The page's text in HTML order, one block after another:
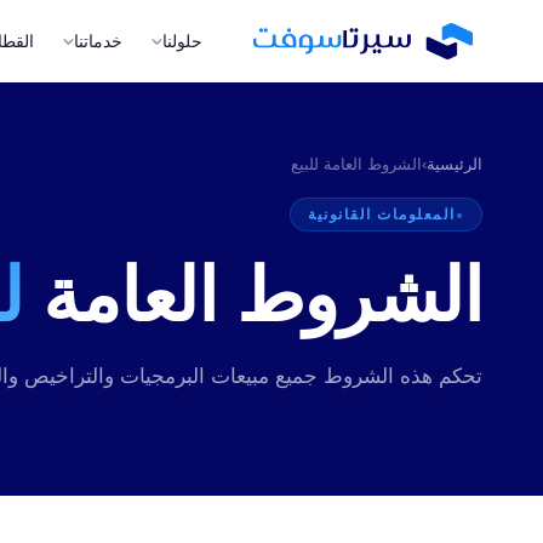
حلولنا خدماتنا
الرئيسية› الشروط العامة للبيع
المعلومات القانونية
الشروط العامة
تحكم هذه الشروط جميع مبيعات البرمجيات والتراخيص